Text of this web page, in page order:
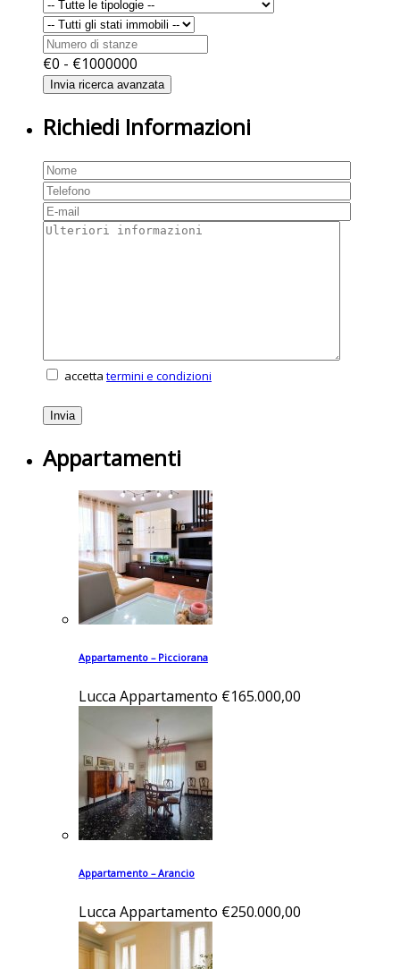
€0 - €1000000
Richiedi Informazioni
accetta termini e condizioni
Appartamenti
Appartamento – Picciorana
Lucca Appartamento €165.000,00
Appartamento – Arancio
Lucca Appartamento €250.000,00